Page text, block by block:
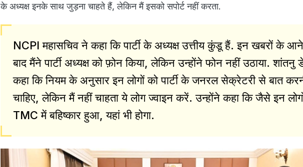
के अध्यक्ष इनके साथ जुड़ना चाहते हैं, लेकिन मैं इसको सपोर्ट नहीं करता.
NCPI महासचिव ने कहा कि पार्टी के अध्यक्ष उत्तीय कुंडू हैं. इन खबरों के
बाद मैंने पार्टी अध्यक्ष को फ़ोन किया, लेकिन उन्होंने फोन नहीं उठाया. शांतनु
कहा कि नियम के अनुसार इन लोगों को पार्टी के जनरल सेक्रेटरी से बात
चाहिए, लेकिन मैं नहीं चाहता ये लोग ज्वाइन करें. उन्होंने कहा कि जैसे इन
TMC में बहिष्कार हुआ, यहां भी होगा.